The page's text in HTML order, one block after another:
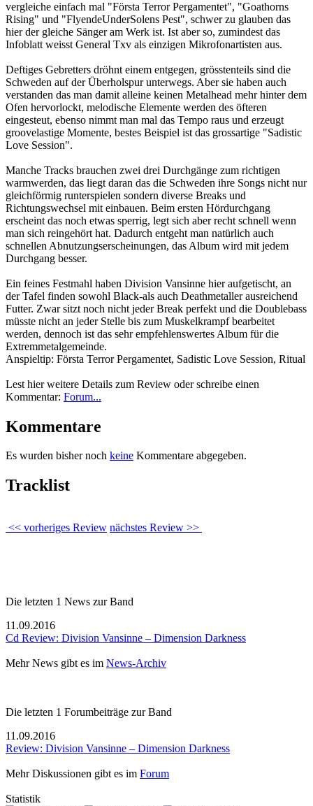
vergleiche einfach mal "Första Terror Pergamentet", "Goathorns
Rising" und "FlyendeUnderSolens Pest", schwer zu glauben das
hier der gleiche Sänger am Werk ist. Ist aber so, zumindest das
Infoblatt weisst General Txv als einzigen Mikrofonartisten aus.
Deftiges Gebretters dröhnt einem entgegen, grösstenteils sind die
Schweden auf der Überholspur unterwegs. Aber sie haben auch
verstanden das man damit alleine keinen Metalhead mehr hinter dem
Ofen hervorlockt, melodische Elemente werden des öfteren
eingesteut, ebenso nimmt man mal das Tempo raus und erzeugt
groovelastige Momente, bestes Beispiel ist das grossartige "Sadistic
Love Session".
Manche Tracks brauchen zwei drei Durchgänge zum richtigen
warmwerden, das liegt daran das die Schweden ihre Songs nicht nur
gleichförmig runterspielen sondern diverse Breaks und
Richtungswechsel mit einbauen. Beim ersten Hördurchgang
erscheint das noch etwas sperrig, legt sich aber recht schnell wenn
man sich reingehört hat. Dadurch entgeht man natürlich auch
schnellen Abnutzungserscheinungen, das Album wird mit jedem
Durchgang besser.
Ein feines Festmahl haben Division Vansinne hier aufgetischt, an
der Tafel finden sowohl Black-als auch Deathmetaller ausreichend
Futter. Zwar sitzt noch nicht jeder Break perfekt und die Doublebass
müsste nicht an jeder Stelle bis zum Muskelkrampf bearbeitet
werden, dennoch ist das sehr empfehlenswertes Album für die
Extremmetalgemeinde.
Anspieltip: Första Terror Pergamentet, Sadistic Love Session, Ritual
Lest hier weitere Details zum Review oder schreibe einen
Kommentar: Forum...
Kommentare
Es wurden bisher noch keine Kommentare abgegeben.
Tracklist
<< vorheriges Review nächstes Review >>
Die letzten 1 News zur Band
11.09.2016
Cd Review: Division Vansinne – Dimension Darkness
Mehr News gibt es im News-Archiv
Die letzten 1 Forumbeiträge zur Band
11.09.2016
Review: Division Vansinne – Dimension Darkness
Mehr Diskussionen gibt es im Forum
Statistik